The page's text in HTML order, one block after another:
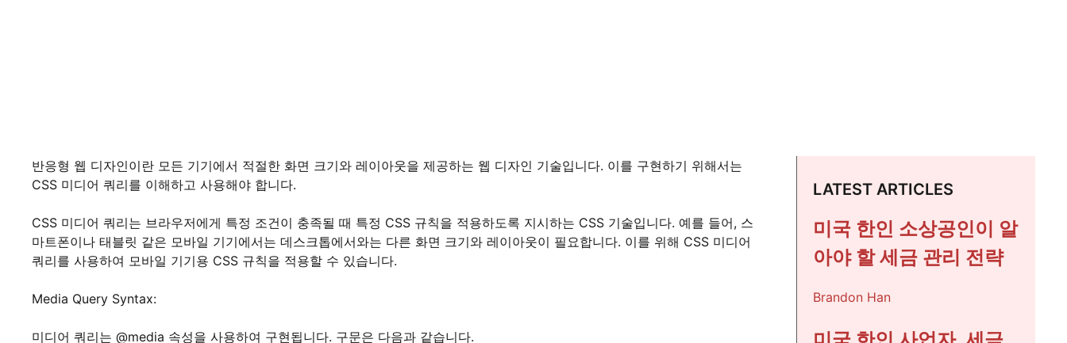
반응형 웹 디자인이란 모든 기기에서 적절한 화면 크기와 레이아웃을 제공하는 웹 디자인 기술입니다. 이를 구현하기 위해서는
CSS 미디어 쿼리를 이해하고 사용해야 합니다.
CSS 미디어 쿼리는 브라우저에게 특정 조건이 충족될 때 특정 CSS 규칙을 적용하도록 지시하는 CSS 기술입니다. 예를 들어, 스
마트폰이나 태블릿 같은 모바일 기기에서는 데스크톱에서와는 다른 화면 크기와 레이아웃이 필요합니다. 이를 위해 CSS 미디어
쿼리를 사용하여 모바일 기기용 CSS 규칙을 적용할 수 있습니다.
Media Query Syntax:
미디어 쿼리는 @media 속성을 사용하여 구현됩니다. 구문은 다음과 같습니다.
LATEST ARTICLES
미국 한인 소상공인이 알
아야 할 세금 관리 전략
Brandon Han